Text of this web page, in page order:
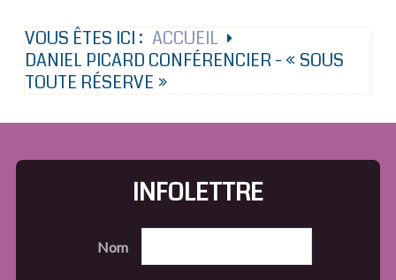
VOUS ÊTES ICI : ACCUEIL
DANIEL PICARD CONFÉRENCIER - « SOUS
TOUTE RÉSERVE »
INFOLETTRE
Nom